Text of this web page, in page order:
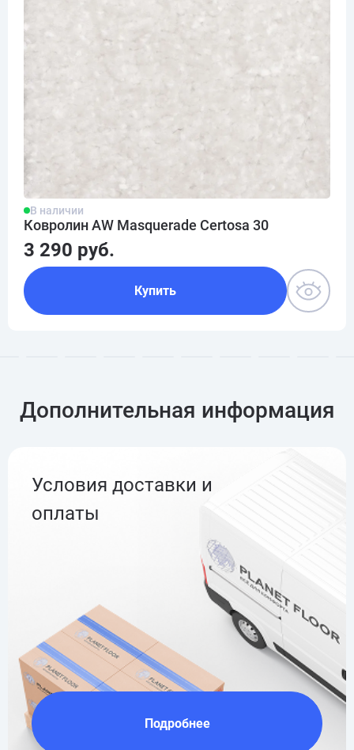
В наличии
Ковролин AW Masquerade Certosa 30
3 290 руб.
Купить
Дополнительная информация
Условия доставки и
оплаты
Подробнее